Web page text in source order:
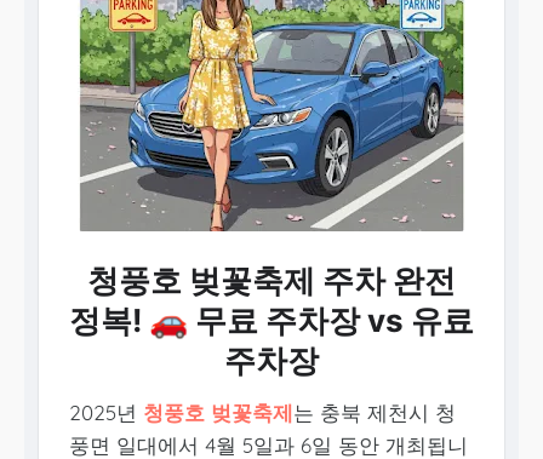
청풍호 벚꽃축제 주차 완전
정복! 🚗 무료 주차장 vs 유료
주차장
2025년 청풍호 벚꽃축제는 충북 제천시 청
풍면 일대에서 4월 5일과 6일 동안 개최됩니